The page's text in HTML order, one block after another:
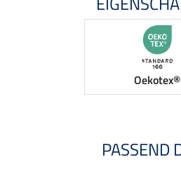
Oekotex®
PASSEND